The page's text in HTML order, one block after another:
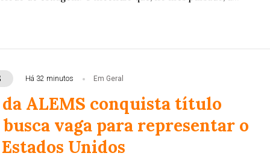
Há 32 minutos Em Geral
ALEMS conquista título
vaga para representar o
Unidos